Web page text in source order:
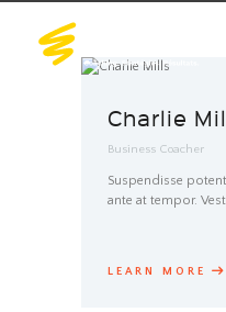
Charlie
Business Coacher
Suspendisse
ante at tempor.
LEARN MORE